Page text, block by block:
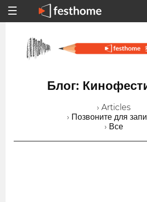
Блог:
› Articles
› Позвоните для
› Все